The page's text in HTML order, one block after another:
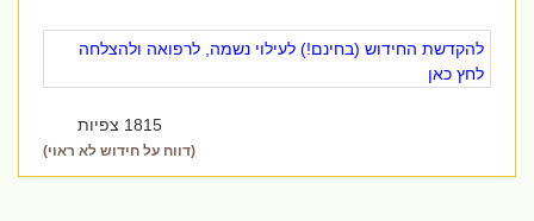
להקדשת החידוש (בחינם!) לעילוי נשמה, לרפואה ולהצלחה
לחץ כאן
1815 צפיות
(דווח על חידוש לא ראוי)